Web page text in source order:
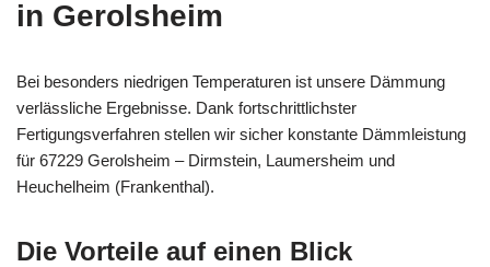
in Gerolsheim
Bei besonders niedrigen Temperaturen ist unsere Dämmung
verlässliche Ergebnisse. Dank fortschrittlichster
Fertigungsverfahren stellen wir sicher konstante Dämmleistung
für 67229 Gerolsheim – Dirmstein, Laumersheim und
Heuchelheim (Frankenthal).
Die Vorteile auf einen Blick